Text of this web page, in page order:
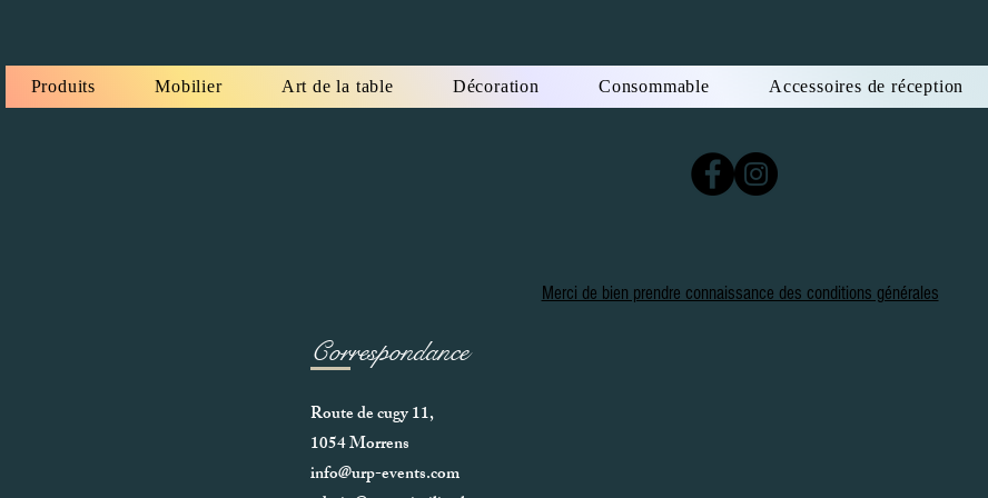
Produits Mobilier Art de la table Décoration Consommable Accessoires de réception
Merci de bien prendre connaissance des conditions générales
Correspondance
Route de cugy 11,
1054 Morrens
info@urp-events.com